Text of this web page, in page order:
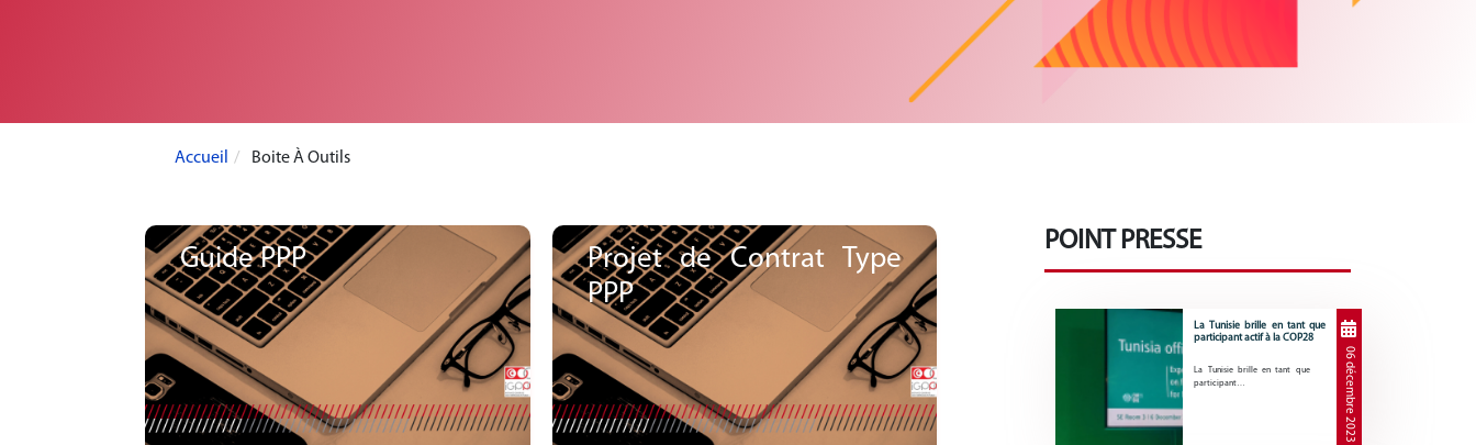
Accueil Boite À Outils
Guide PPP
Voir le document
Projet de Contrat Type
PPP
Voir le document
POINT PRESSE
La Tunisie brille en tant que
participant actif à la COP28
La Tunisie brille en tant que
participant…
06 décembre 2023